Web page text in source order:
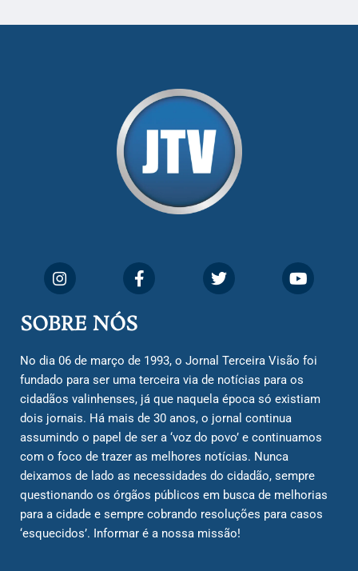
SOBRE NÓS
No dia 06 de março de 1993, o Jornal Terceira Visão foi
fundado para ser uma terceira via de notícias para os
cidadãos valinhenses, já que naquela época só existiam
dois jornais. Há mais de 30 anos, o jornal continua
assumindo o papel de ser a ‘voz do povo’ e continuamos
com o foco de trazer as melhores notícias. Nunca
deixamos de lado as necessidades do cidadão, sempre
questionando os órgãos públicos em busca de melhorias
para a cidade e sempre cobrando resoluções para casos
‘esquecidos’. Informar é a nossa missão!